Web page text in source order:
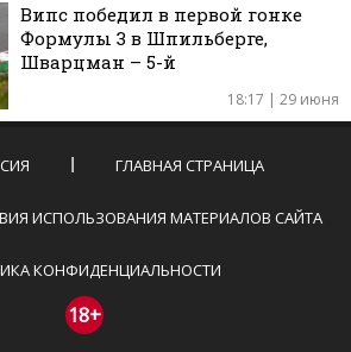
Випс победил в первой гонке
Формулы 3 в Шпильберге,
Шварцман – 5-й
18:17 | 29 июня
ГЛАВНАЯ СТРАНИЦА
ИСПОЛЬЗОВАНИЯ МАТЕРИАЛОВ САЙТА
КОНФИДЕНЦИАЛЬНОСТИ
18+